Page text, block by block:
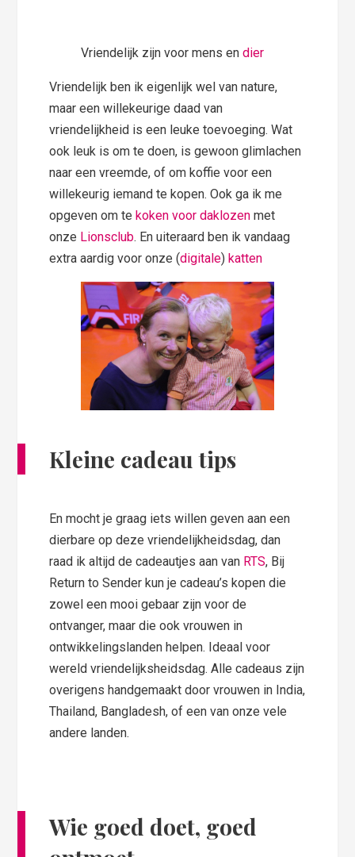
Vriendelijk zijn voor mens endier
Vriendelijk ben ik eigenlijk wel van nature,
maar een willekeurige daad van
vriendelijkheid is een leuke toevoeging. Wat
ook leuk is om te doen, is gewoon glimlachen
naar een vreemde, of om koffie voor een
willekeurig iemand te kopen. Ook ga ik me
opgeven om te koken voor daklozen met
onze Lionsclub. En uiteraard ben ik vandaag
extra aardig voor onze (digitale) katten
Kleine cadeau tips
En mocht je graag iets willen geven aan een
dierbare op deze vriendelijkheidsdag, dan
raad ik altijd de cadeautjes aan van RTS, Bij
Return to Sender kun je cadeau’s kopen die
zowel een mooi gebaar zijn voor de
ontvanger, maar die ook vrouwen in
ontwikkelingslanden helpen. Ideaal voor
wereld vriendelijksheidsdag. Alle cadeaus zijn
overigens handgemaakt door vrouwen in India,
Thailand, Bangladesh, of een van onze vele
andere landen.
Wie goed doet, goed